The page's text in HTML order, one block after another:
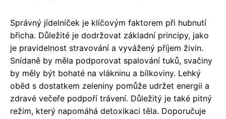
Správný jídelníček je klíčovým faktorem při hubnutí
břicha. Důležité je dodržovat základní principy, jako
je pravidelnost stravování a vyvážený příjem živin.
Snídaně by měla podporovat spalování tuků, svačiny
by měly být bohaté na vlákninu a bílkoviny. Lehký
oběd s dostatkem zeleniny pomůže udržet energii a
zdravé večeře podpoří trávení. Důležitý je také pitný
režim, který napomáhá detoxikaci těla. Doporučuje